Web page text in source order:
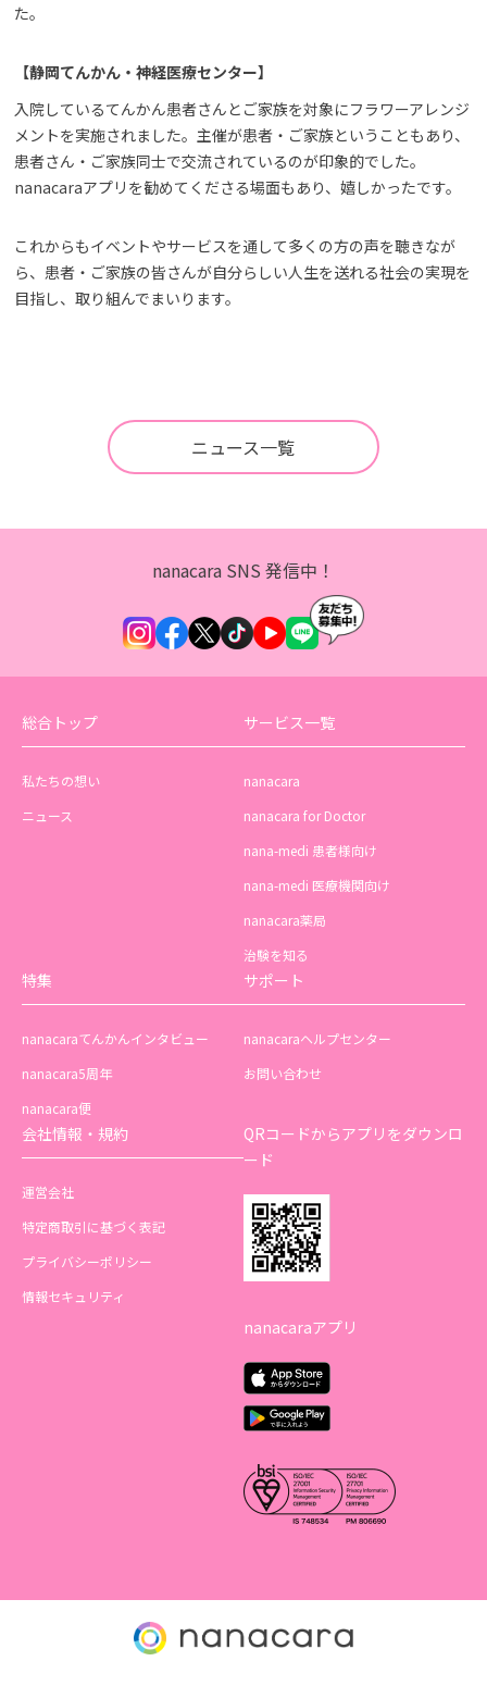
た。
【静岡てんかん・神経医療センター】
入院しているてんかん患者さんとご家族を対象にフラワーアレンジ
メントを実施されました。主催が患者・ご家族ということもあり、
患者さん・ご家族同士で交流されているのが印象的でした。
nanacaraアプリを勧めてくださる場面もあり、嬉しかったです。
これからもイベントやサービスを通して多くの方の声を聴きなが
ら、患者・ご家族の皆さんが自分らしい人生を送れる社会の実現を
目指し、取り組んでまいります。
ニュース一覧
nanacara SNS 発信中！
総合トップ
私たちの想い
ニュース
サービス一覧
nanacara
nanacara for Doctor
nana-medi 患者様向け
nana-medi 医療機関向け
nanacara薬局
治験を知る
特集
nanacaraてんかんインタビュー
nanacara5周年
nanacara便
サポート
nanacaraヘルプセンター
お問い合わせ
会社情報・規約
運営会社
特定商取引に基づく表記
プライバシーポリシー
情報セキュリティ
QRコードからアプリをダウンロ
ード
nanacaraアプリ